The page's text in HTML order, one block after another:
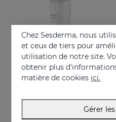
Acheter
Rougeurs et desquamation
26.95 €
Chez Sesderma, nous
et ceux de tiers pour
utilisation de notre site.
obtenir plus
matière de cookies ici.
Gérer